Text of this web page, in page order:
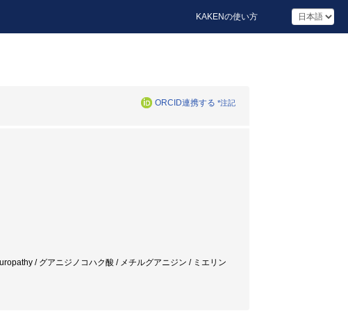
KAKENの使い方
ORCID連携する *注記
/ グアニジノコハク酸 / メチルグアニジン / ミエリン